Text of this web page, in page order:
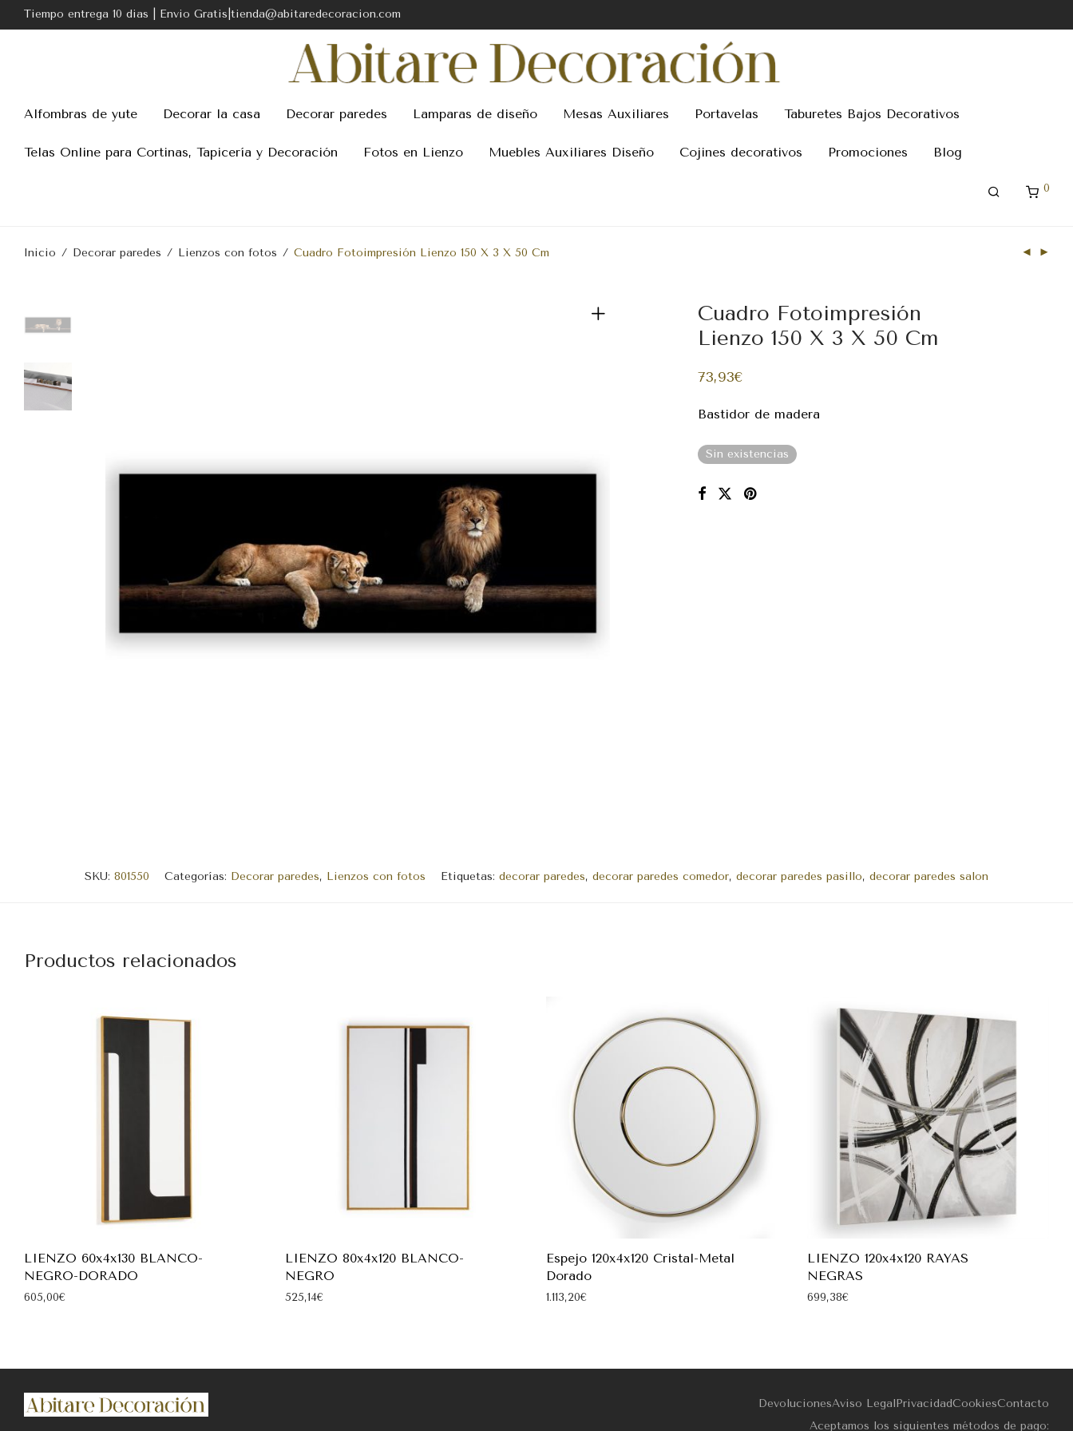
Tiempo entrega 10 dias | Envio Gratis|tienda@abitaredecoracion.com
Alfombras de yute Decorar la casa Decorar paredes Lamparas de diseño Mesas Auxiliares Portavelas Taburetes Bajos Decorativos
Telas Online para Cortinas, Tapicería y Decoración Fotos en Lienzo Muebles Auxiliares Diseño Cojines decorativos Promociones Blog
0
Inicio / Decorar paredes / Lienzos con fotos / Cuadro Fotoimpresión Lienzo 150 X 3 X 50 Cm
Cuadro Fotoimpresión
Lienzo 150 X 3 X 50 Cm
73,93€
Bastidor de madera
Sin existencias
SKU: 801550 Categorías: Decorar paredes, Lienzos con fotos Etiquetas: decorar paredes, decorar paredes comedor, decorar paredes pasillo, decorar paredes salon
Productos relacionados
LIENZO 60x4x130 BLANCO-
NEGRO-DORADO
605,00€
LIENZO 80x4x120 BLANCO-
NEGRO
525,14€
Espejo 120x4x120 Cristal-Metal
Dorado
1.113,20€
LIENZO 120x4x120 RAYAS
NEGRAS
699,38€
DevolucionesAviso LegalPrivacidadCookiesContacto
Aceptamos los siguientes métodos de pago: